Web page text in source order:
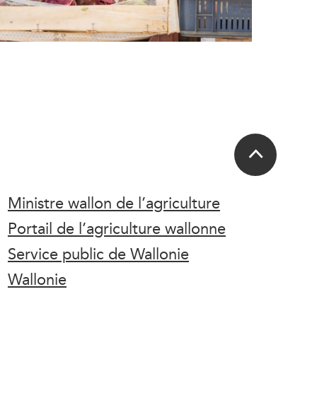
Ministre wallon de l’agriculture
Portail de l’agriculture wallonne
Service public de Wallonie
Wallonie